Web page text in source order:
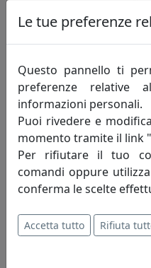
TAVOLINO ARABESCO
BIANCO, CATALOGO IPLEX,
IPlex
Le tue preferenze
Questo pannello ti
preferenze relative
informazioni personali.
Puoi rivedere e
momento tramite il link
Per rifiutare il tuo
comandi oppure
conferma le scelte
Accetta tutto Rifiuta